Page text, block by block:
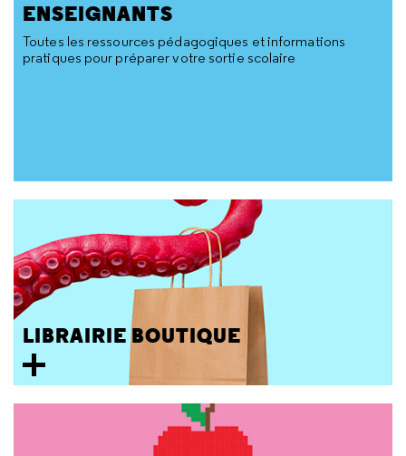
ENSEIGNANTS
Toutes les ressources pédagogiques et informations
pratiques pour préparer votre sortie scolaire
LIBRAIRIE BOUTIQUE